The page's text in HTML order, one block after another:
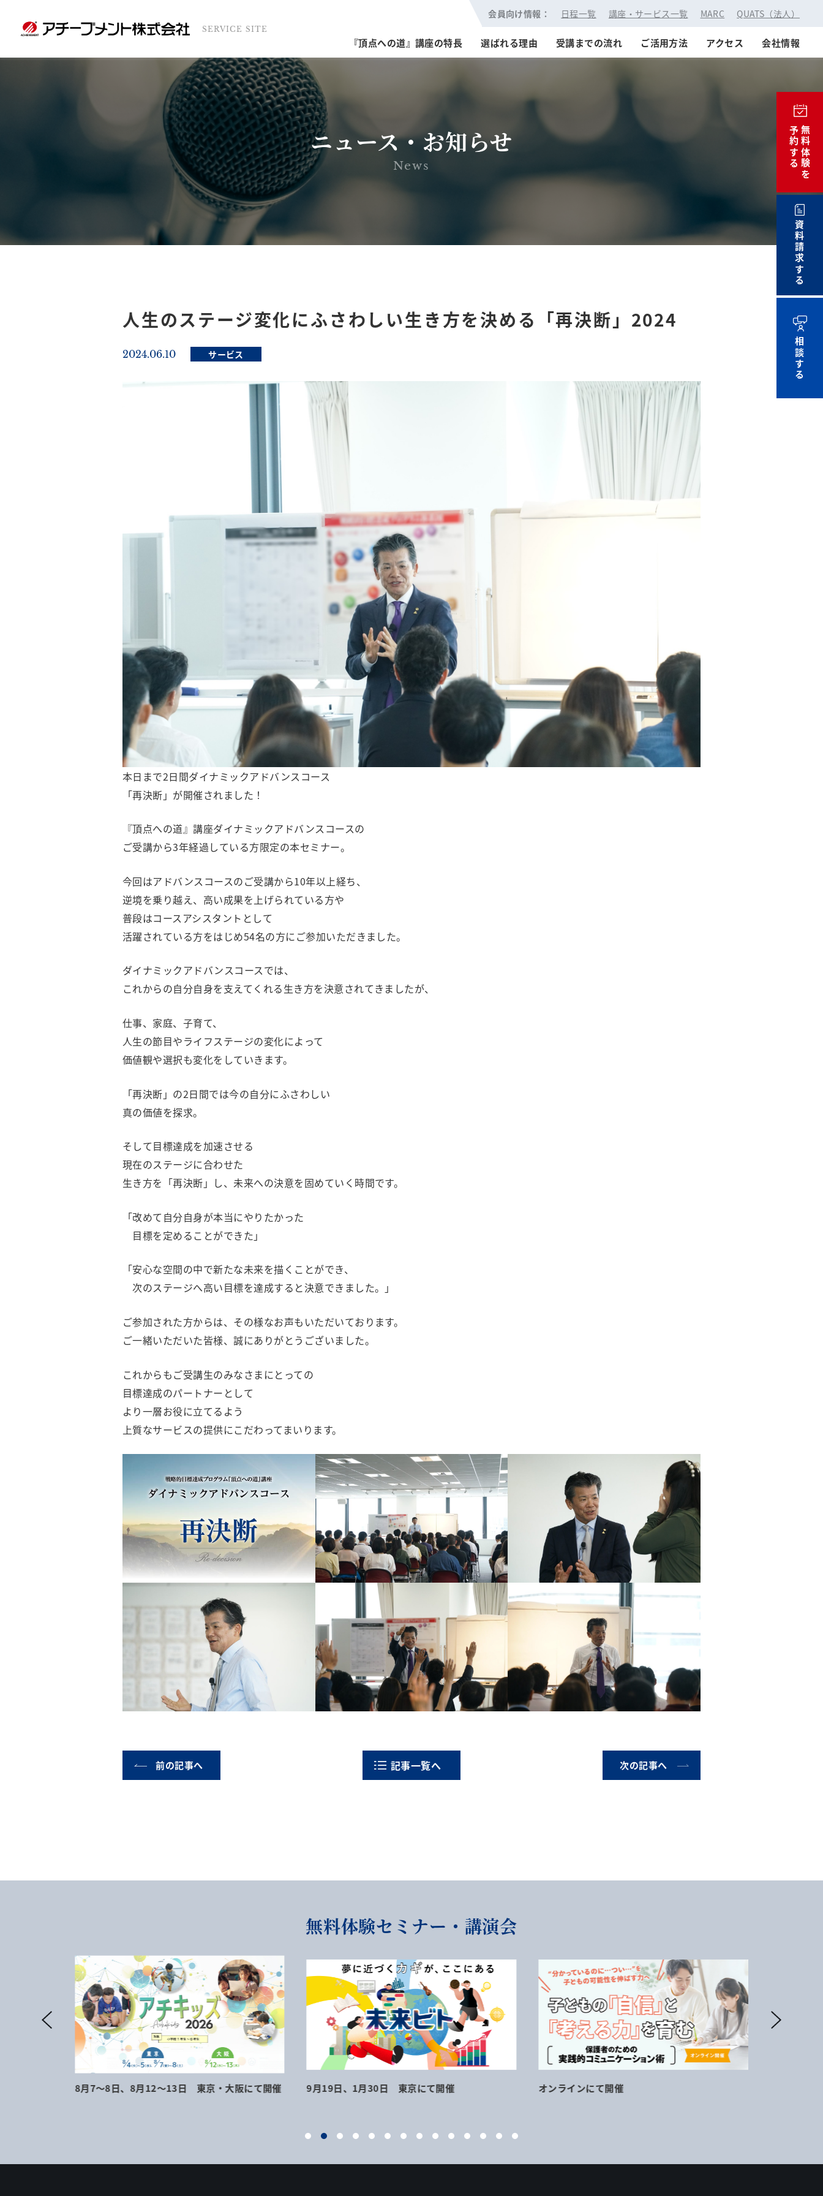
SERVICE SITE
会員向け情報： 日程一覧 講座・サービス一覧 MARC QUATS（法人）
『頂点への道』講座の特長 選ばれる理由 受講までの流れ ご活用方法 アクセス 会社情報
無料体験を
予約する
資料請求する
相談する
ニュース・お知らせ
News
人生のステージ変化にふさわしい生き方を決める「再決断」2024
2024.06.10 サービス
本日まで2日間ダイナミックアドバンスコース
「再決断」が開催されました！
『頂点への道』講座ダイナミックアドバンスコースの
ご受講から3年経過している方限定の本セミナー。
今回はアドバンスコースのご受講から10年以上経ち、
逆境を乗り越え、高い成果を上げられている方や
普段はコースアシスタントとして
活躍されている方をはじめ54名の方にご参加いただきました。
ダイナミックアドバンスコースでは、
これからの自分自身を支えてくれる生き方を決意されてきましたが、
仕事、家庭、子育て、
人生の節目やライフステージの変化によって
価値観や選択も変化をしていきます。
「再決断」の2日間では今の自分にふさわしい
真の価値を探求。
そして目標達成を加速させる
現在のステージに合わせた
生き方を「再決断」し、未来への決意を固めていく時間です。
「改めて自分自身が本当にやりたかった
目標を定めることができた」
「安心な空間の中で新たな未来を描くことができ、
次のステージへ高い目標を達成すると決意できました。」
ご参加された方からは、その様なお声もいただいております。
ご一緒いただいた皆様、誠にありがとうございました。
これからもご受講生のみなさまにとっての
目標達成のパートナーとして
より一層お役に立てるよう
上質なサービスの提供にこだわってまいります。
前の記事へ 記事一覧へ 次の記事へ
無料体験セミナー・講演会
8月7～8日、8月12～13日 東京・大阪にて開催 9月19日、1月30日 東京にて開催 オンラインにて開催